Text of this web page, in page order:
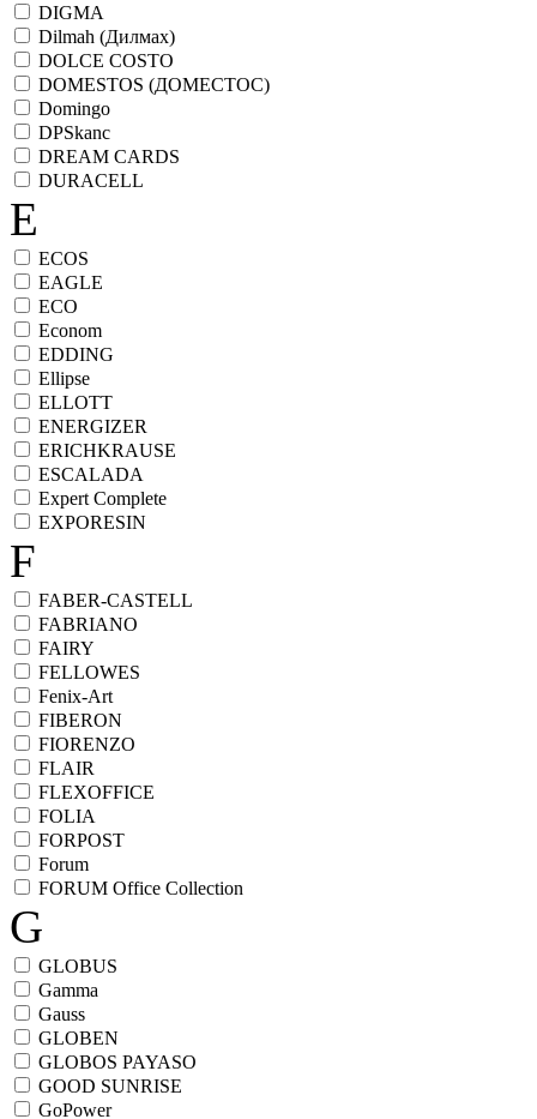
DIGMA
Dilmah (Дилмах)
DOLCE COSTO
DOMESTOS (ДОМЕСТОС)
Domingo
DPSkanc
DREAM CARDS
DURACELL
E
ECOS
EAGLE
ECO
Econom
EDDING
Ellipse
ELLOTT
ENERGIZER
ERICHKRAUSE
ESCALADA
Expert Complete
EXPORESIN
F
FABER-CASTELL
FABRIANO
FAIRY
FELLOWES
Fenix-Art
FIBERON
FIORENZO
FLAIR
FLEXOFFICE
FOLIA
FORPOST
Forum
FORUM Office Collection
G
GLOBUS
Gamma
Gauss
GLOBEN
GLOBOS PAYASO
GOOD SUNRISE
GoPower